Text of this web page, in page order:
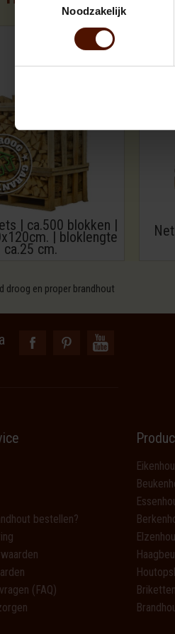
Noodzakelijk
| ca.500 blokken |
| bloklengte
ca.25 cm.
droog en proper brandhout
bestellen?
(FAQ)
Briketten